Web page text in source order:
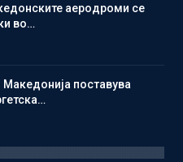
аеродроми се
во…
поставува